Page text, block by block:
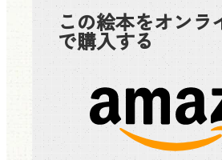
この絵本をオンラ
で購入する